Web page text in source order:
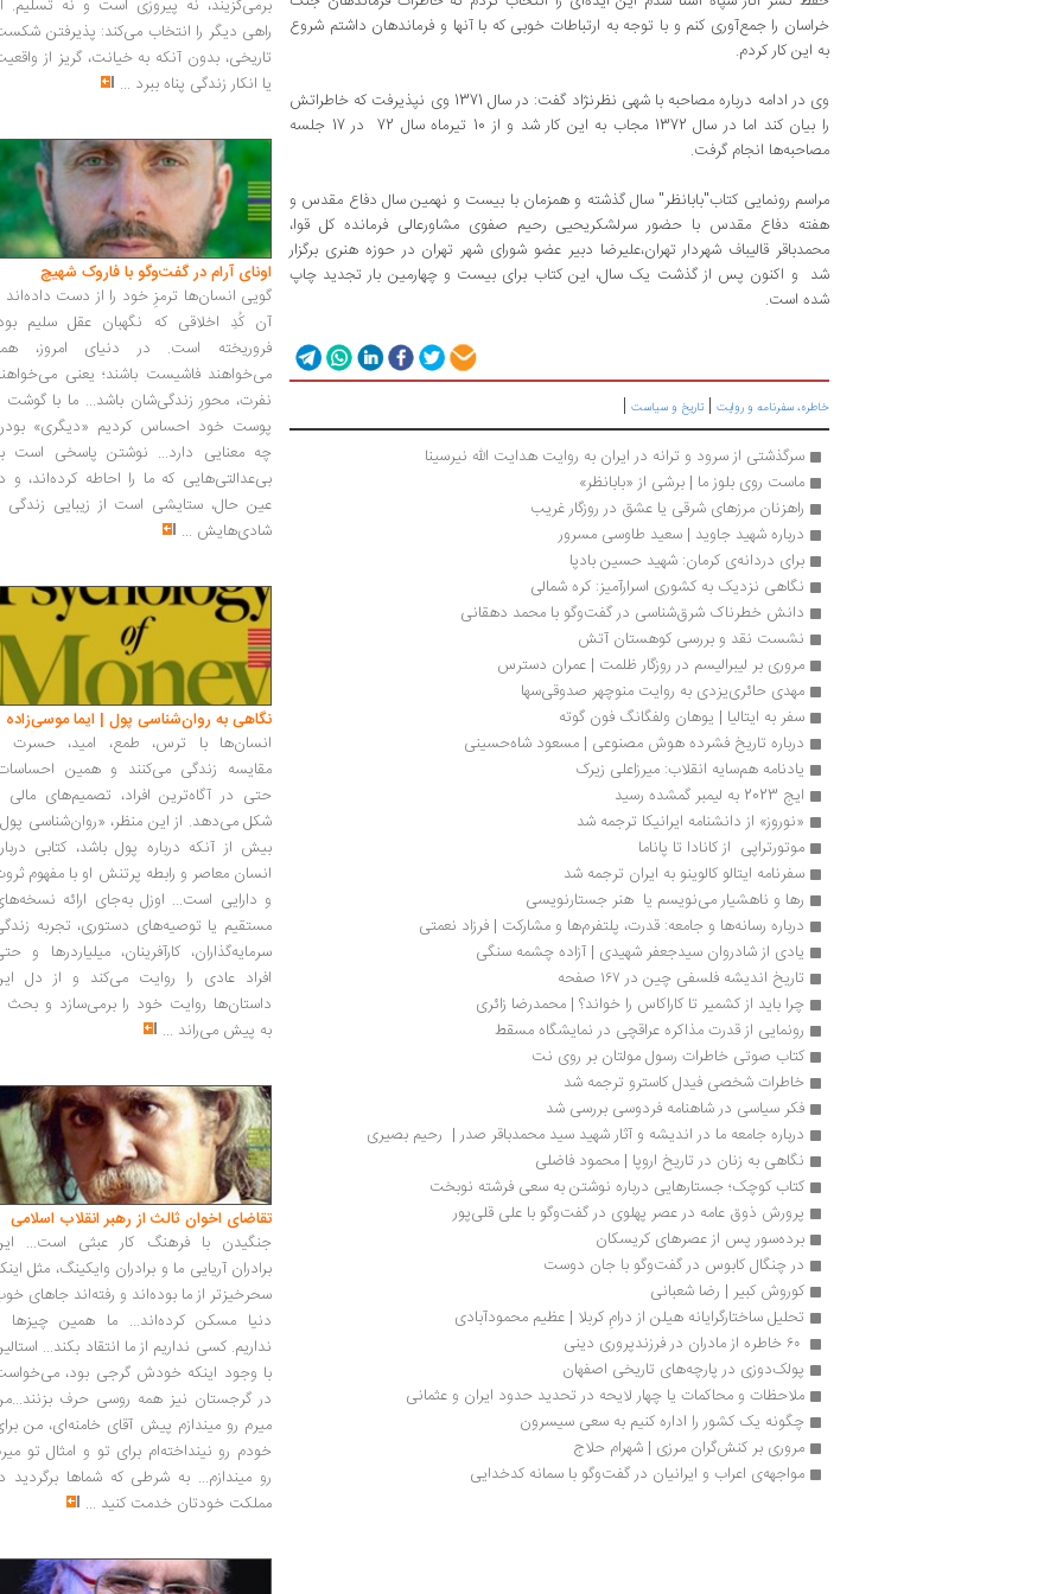
خراسان را جمع‌آوری کنم و با توجه به ارتباطات خوبی که با آنها و فرماندهان داشتم شروع
به این کار کردم.
وی در ادامه درباره مصاحبه با شهی نظرنژاد گفت: در سال 1371 وی نپذیرفت که خاطراتش
را بیان کند اما در سال 1372 مجاب به این کار شد و از 10 تیرماه سال 72 در 17 جلسه
مصاحبه‌ها انجام گرفت.
مراسم رونمایی کتاب"بابانظر" سال گذشته و همزمان با بیست و نهمین سال دفاع مقدس و
هفته دفاع مقدس با حضور سرلشکریحیی رحیم صفوی مشاورعالی فرمانده کل قوا،
محمدباقر قالیباف شهردار تهران،علیرضا دبیر عضو شورای شهر تهران در حوزه هنری برگزار
شد و اکنون پس از گذشت یک سال، این کتاب برای بیست و چهارمین بار تجدید چاپ
شده است.
خاطره، سفرنامه‌ و روایت | تاریخ و سیاست |
سرگذشتی از سرود و ترانه در ایران به روایت هدایت الله نیرسینا
ماست روی بلوز ما | برشی از «بابانظر»
راهزنان مرزهای شرقی یا عشق در روزگار غریب
درباره شهید جاوید | سعید طاوسی مسرور
برای دردانه‌ی کرمان: شهید حسین بادپا
نگاهی نزدیک به کشوری اسرارآمیز: کره شمالی
دانش خطرناک شرق‌شناسی در گفت‌وگو با محمد دهقانی
نشست نقد و بررسی کوهستان آتش
مروری بر لیبرالیسم در روزگار ظلمت | عمران دسترس
مهدی حائری‌یزدی به روایت منوچهر صدوقی‌سها
سفر به ایتالیا | یوهان ولفگانگ فون گوته
درباره تاریخ فشرده هوش مصنوعی | مسعود شاه‏‌حسینی
یادنامه هم‌سایه انقلاب: میرزاعلی زیرک
ایج 2023 به لیمبر گمشده رسید
«نوروز» از دانشنامه ایرانیکا ترجمه شد
موتورتراپی  از کانادا تا پاناما
سفرنامه ایتالو کالوینو به ایران ترجمه شد
رها و ناهشیار می‌‌نویسم یا  هنر جستارنویسی
درباره رسانه‌ها و جامعه: قدرت، پلتفرم‌ها و مشارکت | فرزاد نعمتی
یادی از شادروان سیدجعفر شهیدی | آزاده چشمه سنگی
تاریخ اندیشه فلسفی چین در ۱۶۷ صفحه
چرا بايد از کشمیر تا کاراکاس را خواند؟ | محمدرضا زائری
رونمایی از قدرت مذاکره عراقچی در نمایشگاه مسقط
کتاب صوتی خاطرات رسول مولتان بر روی نت
خاطرات شخصی فیدل کاسترو ترجمه شد
فکر سیاسی در شاهنامه فردوسی بررسی شد
درباره جامعه ما در اندیشه و آثار شهید سید محمدباقر صدر |  رحیم بصیری
نگاهی به زنان در تاریخ اروپا | محمود فاضلی
کتاب کوچک؛ جستارهایی درباره نوشتن به سعی فرشته نوبخت
پرورش ذوق عامه در عصر پهلوی در گفت‌وگو با علی قلی‌پور
برده‌سور پس از عصرهای کریسکان
در چنگال کابوس در گفت‌وگو با جان دوست
کوروش کبیر | رضا شعبانی
تحلیل ساختارگرایانه هیلن از درامِ کربلا | عظیم محمودآبادی
پولک‌دوزی در پارچه‌های تاریخی اصفهان
ملاحظات و محاکمات یا چهار لایحه در تحدید حدود ایران و عثمانی
چگونه یک کشور را اداره کنیم به سعی سیسرون
مروری بر کنش‌گران مرزی | شهرام حلاج
مواجهه‌ی اعراب و ایرانیان در گفت‌وگو با سمانه کدخدایی
برمی‌گزیند، نه پیروزی است و نه تسلیم.
راهی دیگر را انتخاب می‌کند: پذیرفتن
تاریخی، بدون آنکه به خیانت، گریز از
یا انکار زندگی پناه ببرد ...
اونای آرام در گفت‌وگو با فاروک شهیچ‭
گویی انسان‌ها ترمزِ خود را از دست داده‌اند
آن کُدِ اخلاقی که نگهبان عقل سلیم
فروریخته است. در دنیای امروز،
می‌خواهند فاشیست باشند؛ یعنی
نفرت، محورِ زندگی‌شان باشد... ما با گوشت
پوست خود احساس کردیم «دیگری»
چه معنایی دارد... نوشتن پاسخی است
بی‌عدالتی‌هایی که ما را احاطه کرده‌اند، و
عین حال، ستایشی است از زیبایی زندگی
شادی‌هایش ...
نگاهی به روان‌شناسی پول | ایما موسی‌زاده
انسان‌ها با ترس، طمع، امید، حسرت
مقایسه زندگی می‌کنند و همین
حتی در آگاه‌ترین افراد، تصمیم‌های مالی
شکل می‌دهد. از این منظر، «روان‌شناسی
بیش از آنکه درباره پول باشد، کتابی
انسان معاصر و رابطه پرتنش او با مفهوم
و دارایی است... اوزل به‌جای ارائه
مستقیم یا توصیه‌های دستوری، تجربه
سرمایه‌گذاران، کارآفرینان، میلیاردرها و
افراد عادی را روایت می‌کند و از دل
داستان‌ها روایت خود را برمی‌سازد و بحث
به پیش می‌راند ...
تقاضای اخوان ثالث از رهبر انقلاب اسلامی
جنگیدن با فرهنگ کار عبثی است...
برادران آریایی ما و برادران وایکینگ، مثل
سحرخیزتر از ما بوده‌اند و رفته‌اند جاهای
دنیا مسکن کرده‌اند... ما همین چیزها
نداریم. کسی نداریم از ما انتقاد بکند...
با وجود اینکه خودش گرجی بود،
در گرجستان نیز همه روسی حرف
میرم رو میندازم پیش آقای خامنه‌ای، من
خودم رو نینداخته‌ام برای تو و امثال تو
رو میندازم... به شرطی که شماها برگردید
مملکت خودتان خدمت کنید ...